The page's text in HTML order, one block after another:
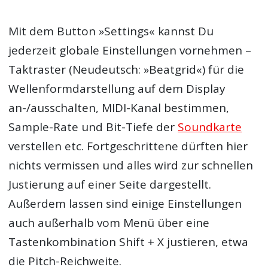
Mit dem Button »Settings« kannst Du
jederzeit globale Einstellungen vornehmen –
Taktraster (Neudeutsch: »Beatgrid«) für die
Wellenformdarstellung auf dem Display
an-/ausschalten, MIDI-Kanal bestimmen,
Sample-Rate und Bit-Tiefe der Soundkarte
verstellen etc. Fortgeschrittene dürften hier
nichts vermissen und alles wird zur schnellen
Justierung auf einer Seite dargestellt.
Außerdem lassen sind einige Einstellungen
auch außerhalb vom Menü über eine
Tastenkombination Shift + X justieren, etwa
die Pitch-Reichweite.